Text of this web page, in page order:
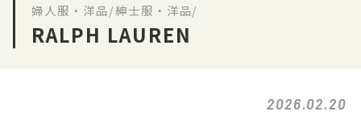
婦人服・洋品/紳士服・洋品/
RALPH LAUREN
2026.02.20